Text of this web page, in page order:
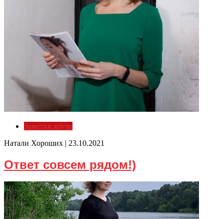
Заметки коуча
Натали Хороших | 23.10.2021
Ответ совсем рядом!)